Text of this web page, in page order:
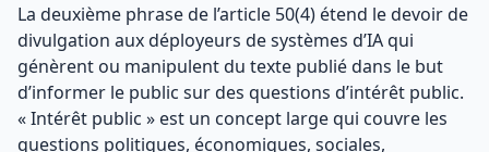
La deuxième phrase de l’article 50(4) étend le devoir de
divulgation aux déployeurs de systèmes d’IA qui
génèrent ou manipulent du texte publié dans le but
d’informer le public sur des questions d’intérêt public.
« Intérêt public » est un concept large qui couvre les
questions politiques, économiques, sociales,